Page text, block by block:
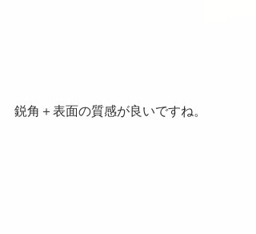
鋭角＋表面の質感が良いですね。